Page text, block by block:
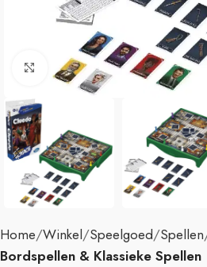
Klik om te vergroten
Home Winkel Speelgoed Spellen
Bordspellen & Klassieke Spellen